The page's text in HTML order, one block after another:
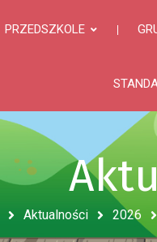
PRZEDSZKOLE
Aktualności 2026